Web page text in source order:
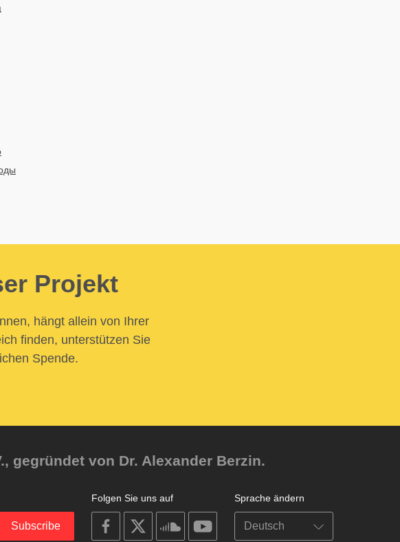
Projekt
hängt allein von Ihrer
finden, unterstützen Sie
Spende.
gegründet von Dr. Alexander Berzin.
Sprache ändern
Folgen Sie uns auf
on
facebook
on
on
soundcloudyoutube
Subscribe